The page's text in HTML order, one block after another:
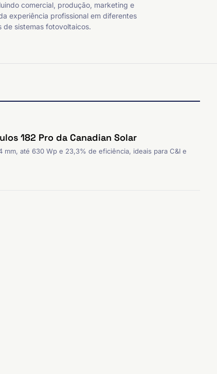
comercial, produção, marketing e
experiência profissional em diferentes
sistemas fotovoltaicos.
182 Pro da Canadian Solar
mm, até 630 Wp e 23,3% de eficiência, ideais para C&I e